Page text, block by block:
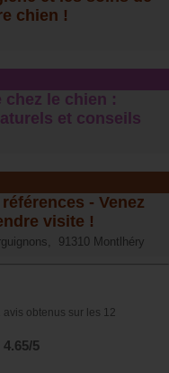
chien !
chez le chien :
et conseils
- Venez
visite !
91310 Montlhéry
obtenus sur les 12
4.65/5